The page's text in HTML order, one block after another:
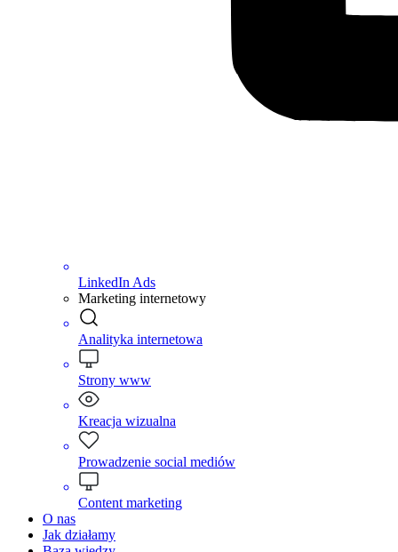
LinkedIn Ads
Marketing internetowy
Analityka internetowa
Strony www
Kreacja wizualna
Prowadzenie social mediów
Content marketing
O nas
Jak działamy